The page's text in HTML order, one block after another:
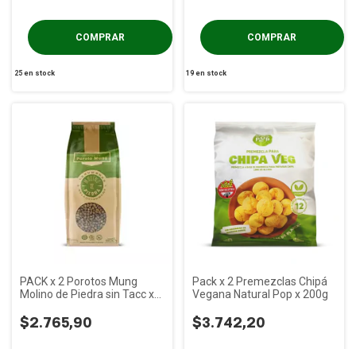
25en stock 19 en stock
PACK x 2 Porotos Mung
Molino de Piedra sin Tacc x
$2.765,90
Pack x 2 Premezclas Chipá
Vegana Natural Pop x 200g
$3.742,20